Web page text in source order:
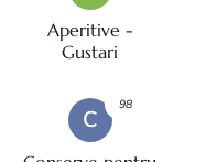
Aperitive -
Gustari
C
98